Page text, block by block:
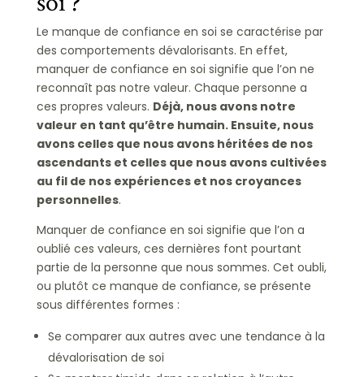
Le manque de confiance en soi se caractérise par
des comportements dévalorisants. En effet,
manquer de confiance en soi signifie que l’on ne
reconnaît pas notre valeur. Chaque personne a
ces propres valeurs. Déjà, nous avons notre
valeur en tant qu’être humain. Ensuite, nous
avons celles que nous avons héritées de nos
ascendants et celles que nous avons cultivées
au fil de nos expériences et nos croyances
personnelles.
Manquer de confiance en soi signifie que l’on a
oublié ces valeurs, ces dernières font pourtant
partie de la personne que nous sommes. Cet oubli,
ou plutôt ce manque de confiance, se présente
sous différentes formes :
Se comparer aux autres avec une tendance à la
dévalorisation de soi